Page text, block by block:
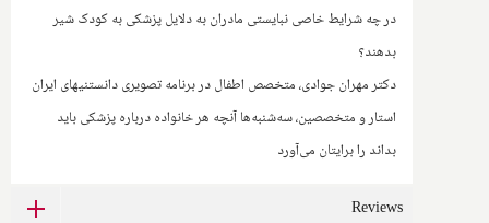
در چه شرایط خاصی نبایستی مادران به دلایل پزشکی به کودک شیر
بدهند؟
دکتر مهران جوادی، متخصص اطفال در برنامه تصویری دانستنیهای ایران
استار و متخصصین، سه‌شنبه‌ها آنچه هر خانواده درباره پزشکی باید
بداند را برایتان می‌آورد
Reviews